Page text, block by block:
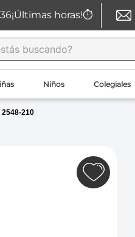
36¡Últimas horas!⏱️
buscando?
Niños Colegiales
210